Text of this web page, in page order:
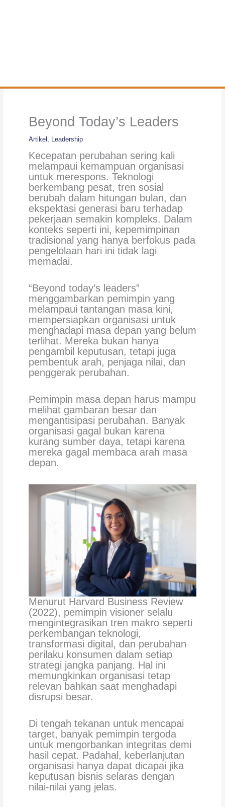
Beyond Today’s Leaders
Artikel , Leadership
Kecepatan perubahan sering kali
melampaui kemampuan organisasi
untuk merespons. Teknologi
berkembang pesat, tren sosial
berubah dalam hitungan bulan, dan
ekspektasi generasi baru terhadap
pekerjaan semakin kompleks. Dalam
konteks seperti ini, kepemimpinan
tradisional yang hanya berfokus pada
pengelolaan hari ini tidak lagi
memadai.
“Beyond today’s leaders”
menggambarkan pemimpin yang
melampaui tantangan masa kini,
mempersiapkan organisasi untuk
menghadapi masa depan yang belum
terlihat. Mereka bukan hanya
pengambil keputusan, tetapi juga
pembentuk arah, penjaga nilai, dan
penggerak perubahan.
Pemimpin masa depan harus mampu
melihat gambaran besar dan
mengantisipasi perubahan. Banyak
organisasi gagal bukan karena
kurang sumber daya, tetapi karena
mereka gagal membaca arah masa
depan.
Menurut Harvard Business Review
(2022), pemimpin visioner selalu
mengintegrasikan tren makro seperti
perkembangan teknologi,
transformasi digital, dan perubahan
perilaku konsumen dalam setiap
strategi jangka panjang. Hal ini
memungkinkan organisasi tetap
relevan bahkan saat menghadapi
disrupsi besar.
Di tengah tekanan untuk mencapai
target, banyak pemimpin tergoda
untuk mengorbankan integritas demi
hasil cepat. Padahal, keberlanjutan
organisasi hanya dapat dicapai jika
keputusan bisnis selaras dengan
nilai-nilai yang jelas.